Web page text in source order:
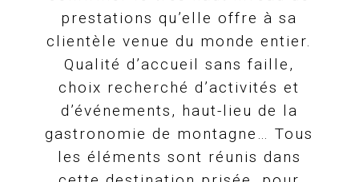
prestations qu’elle offre à sa
clientèle venue du monde entier.
Qualité d’accueil sans faille,
choix recherché d’activités et
d’événements, haut-lieu de la
gastronomie de montagne… Tous
les éléments sont réunis dans